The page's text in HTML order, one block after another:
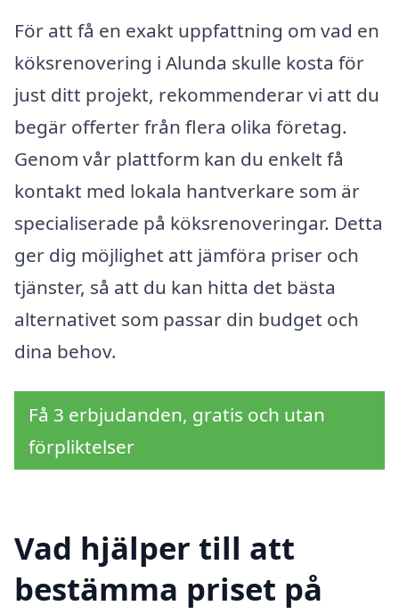
För att få en exakt uppfattning om vad en
köksrenovering i Alunda skulle kosta för
just ditt projekt, rekommenderar vi att du
begär offerter från flera olika företag.
Genom vår plattform kan du enkelt få
kontakt med lokala hantverkare som är
specialiserade på köksrenoveringar. Detta
ger dig möjlighet att jämföra priser och
tjänster, så att du kan hitta det bästa
alternativet som passar din budget och
dina behov.
Få 3 erbjudanden, gratis och utan
förpliktelser
Vad hjälper till att
bestämma priset på